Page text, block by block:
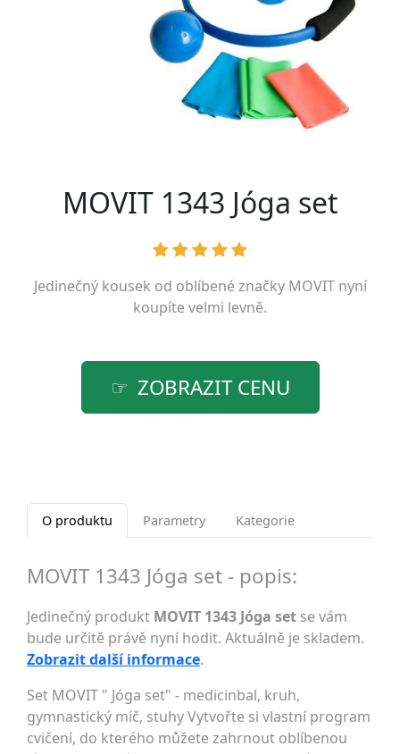
MOVIT 1343 Jóga set
Jedinečný kousek od oblíbené značky MOVITnyní
koupíte velmi levně.
ZOBRAZIT CENU
O produktu Parametry Kategorie
MOVIT 1343 Jóga set - popis:
Jedinečný produkt MOVIT 1343 Jóga set se vám
bude určitě právě nyní hodit. Aktuálně je skladem.
Zobrazit další informace.
Set MOVIT " Jóga set" - medicinbal, kruh,
gymnastický míč, stuhy Vytvořte si vlastní program
cvičení, do kterého můžete zahrnout oblíbenou